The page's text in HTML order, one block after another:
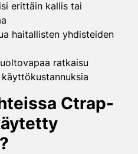
erittäin kallis tai
haitallisten yhdisteiden
ratkaisu
Ctrap-